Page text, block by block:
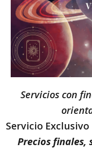
Servicios con
Servicio
Precios finales,